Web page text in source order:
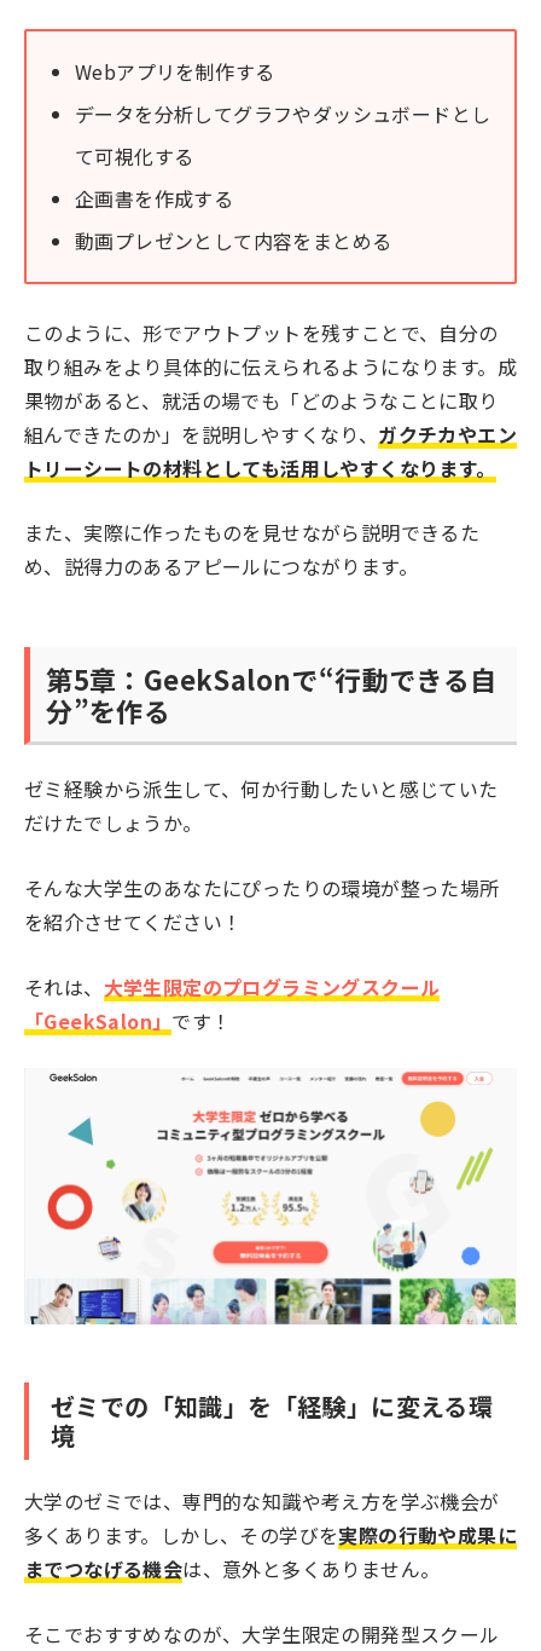
Webアプリを制作する
データを分析してグラフやダッシュボードとし
て可視化する
企画書を作成する
動画プレゼンとして内容をまとめる
このように、形でアウトプットを残すことで、自分の
取り組みをより具体的に伝えられるようになります。成
果物があると、就活の場でも「どのようなことに取り
組んできたのか」を説明しやすくなり、 ガクチカやエン
トリーシートの材料としても活用しやすくなります。
また、実際に作ったものを見せながら説明できるた
め、説得力のあるアピールにつながります。
第5章：GeekSalonで“行動できる自
分”を作る
ゼミ経験から派生して、何か行動したいと感じていた
だけたでしょうか。
そんな大学生のあなたにぴったりの環境が整った場所
を紹介させてください！
それは、 大学生限定のプログラミングスクール
「GeekSalon」 です！
ゼミでの「知識」を「経験」に変える環
境
大学のゼミでは、専門的な知識や考え方を学ぶ機会が
多くあります。しかし、その学びを実際の行動や成果に
までつなげる機会は、意外と多くありません。
そこでおすすめなのが、大学生限定の開発型スクール